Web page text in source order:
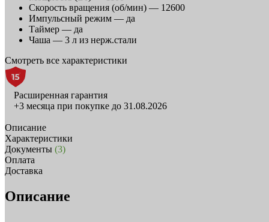
Скорость вращения (об/мин) — 12600
Импульсный режим — да
Таймер — да
Чаша — 3 л из нерж.стали
Смотреть все характеристики
Расширенная гарантия
+3 месяца при покупке до 31.08.2026
Описание
Характеристики
Документы (3)
Оплата
Доставка
Описание